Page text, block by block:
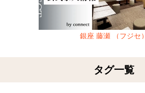
銀座 藤瀬 （フジセ）
タグ一覧